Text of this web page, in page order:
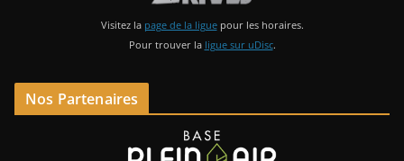
Visitez la page de la liguepour les horaires.
Pour trouver la ligue sur uDisc.
Nos Partenaires